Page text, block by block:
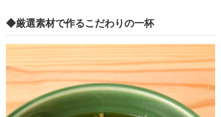
◆厳選素材で作るこだわりの一杯